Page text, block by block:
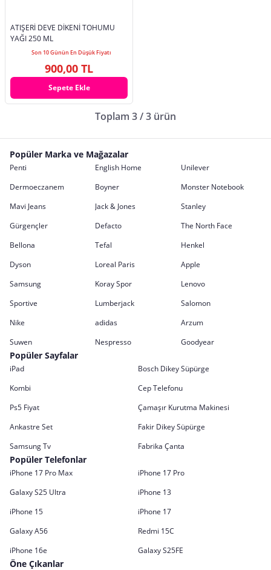
ATIŞERİ DEVE DİKENİ TOHUMU
YAĞI 250 ML
Son 10 Günün En Düşük Fiyatı
900,00 TL
Sepete Ekle
Toplam 3 / 3 ürün
Popüler Marka ve Mağazalar
Penti English Home
Unilever
Dermoeczanem
Boyner
Monster Notebook
Mavi Jeans
Jack & Jones
Stanley
Gürgençler
Defacto
The North Face
Bellona
Tefal
Henkel
Dyson
Loreal Paris
Apple
Samsung
Koray Spor
Lenovo
Sportive
Lumberjack
Salomon
Nike
adidas
Arzum
Suwen
Nespresso Goodyear
Popüler Sayfalar
iPad
Bosch Dikey Süpürge
Kombi
Cep Telefonu
Ps5 Fiyat
Çamaşır Kurutma Makinesi
Ankastre Set
Fakir Dikey Süpürge
Samsung Tv
Fabrika Çanta
Popüler Telefonlar
iPhone 17 Pro Max
iPhone 17 Pro
Galaxy S25 Ultra
iPhone 13
iPhone 15
iPhone 17
Galaxy A56
Redmi 15C
iPhone 16e
Galaxy S25FE
Öne Çıkanlar